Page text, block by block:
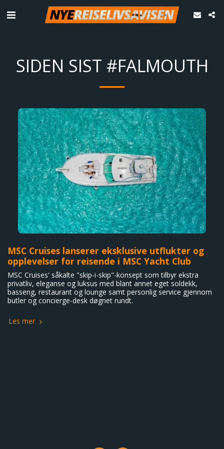
SIDEN SIST #FALMOUTH
MSC Cruises lanserer eksklusive utflukter og
opplevelser for reisende i MSC Yacht Club
MSC Cruises' såkalte "skip-i-skip"-konsept som tilbyr ekstra
privatliv, eleganse og luksus med blant annet eget soldekk,
basseng, restaurant og lounge samt personlig service gjennom
butler og concierge-desk døgnet rundt.
Les mer